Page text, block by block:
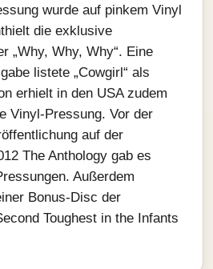
wurde auf pinkem Vinyl
die exklusive
„Why, Why, Why“. Eine
listete „Cowgirl“ als
erhielt in den USA zudem
Vinyl‑Pressung. Vor der
auf der
The Anthology gab es
Außerdem
Bonus‑Disc der
Toughest in the Infants